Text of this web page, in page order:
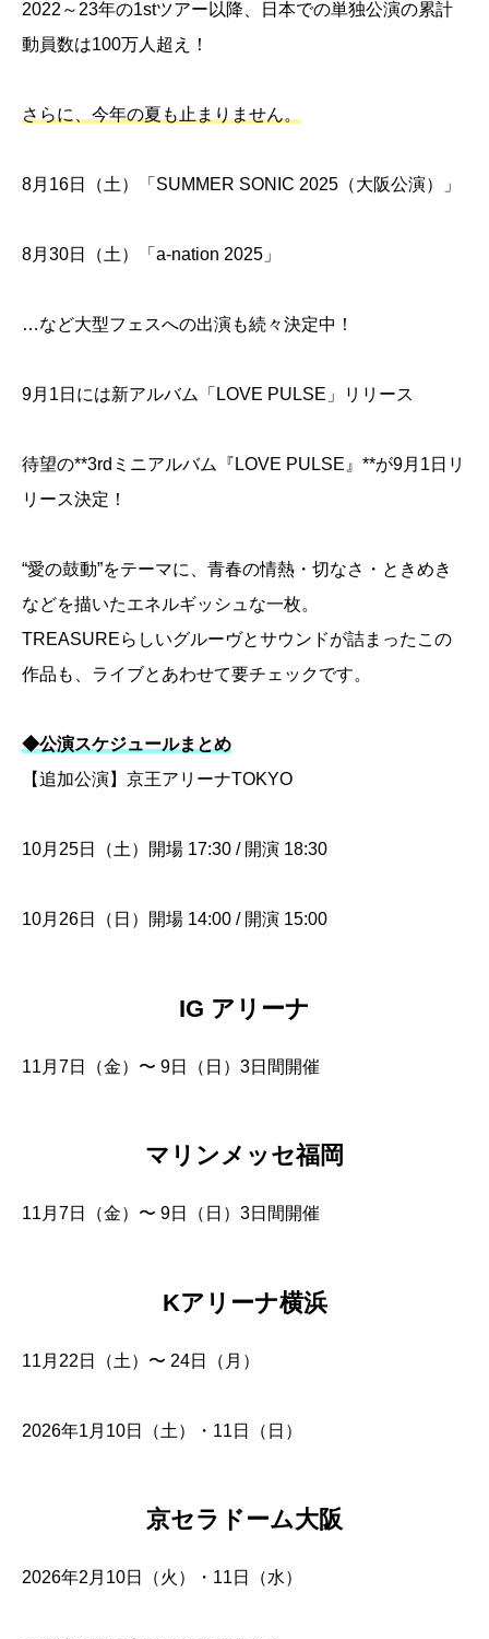
2022～23年の1stツアー以降、日本での単独公演の累計
動員数は100万人超え！
さらに、今年の夏も止まりません。
8月16日（土）「SUMMER SONIC 2025（大阪公演）」
8月30日（土）「a-nation 2025」
…など大型フェスへの出演も続々決定中！
9月1日には新アルバム「LOVE PULSE」リリース
待望の**3rdミニアルバム『LOVE PULSE』**が9月1日リ
リース決定！
“愛の鼓動”をテーマに、青春の情熱・切なさ・ときめき
などを描いたエネルギッシュな一枚。
TREASUREらしいグルーヴとサウンドが詰まったこの
作品も、ライブとあわせて要チェックです。
◆公演スケジュールまとめ
【追加公演】京王アリーナTOKYO
10月25日（土）開場 17:30 / 開演 18:30
10月26日（日）開場 14:00 / 開演 15:00
IG アリーナ
11月7日（金）〜 9日（日）3日間開催
マリンメッセ福岡
11月7日（金）〜 9日（日）3日間開催
Kアリーナ横浜
11月22日（土）〜 24日（月）
2026年1月10日（土）・11日（日）
京セラドーム大阪
2026年2月10日（火）・11日（水）